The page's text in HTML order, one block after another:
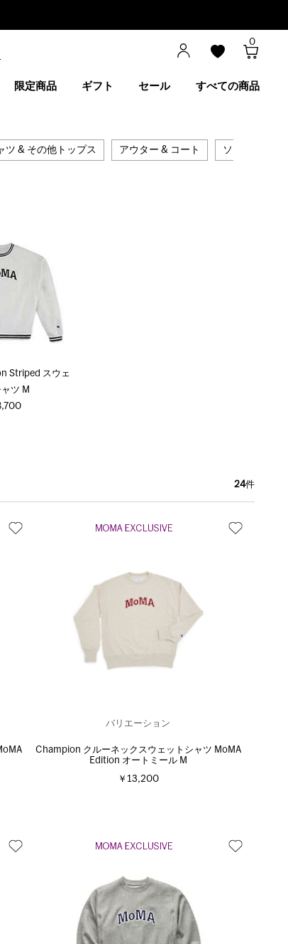
0
限定商品 ギフト セール すべての商品
ツ & その他トップス アウター & コート ソックス & シ
Striped スウェ
ツ M
24件
バリエーション
Champion クルーネックスウェットシャツ MoMA
Edition オートミール M
￥13,200